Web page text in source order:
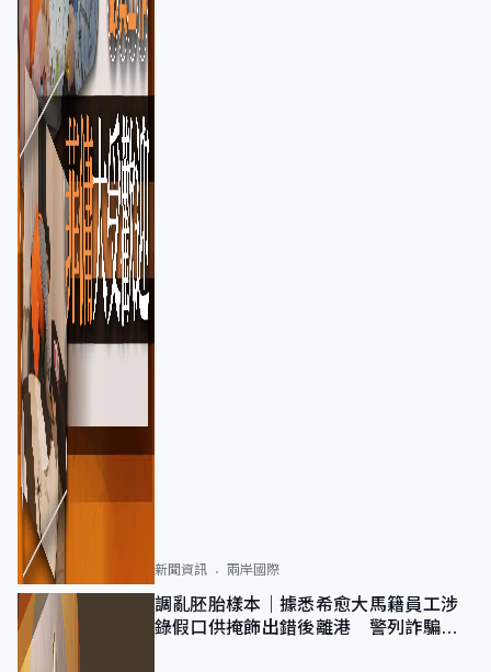
新聞資訊 兩岸國際
調亂胚胎樣本｜據悉希愈大馬籍員工涉
錄假口供掩飾出錯後離港 警列詐騙